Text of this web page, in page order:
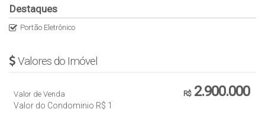
Destaques
Portão Eletrônico
Valores do Imóvel
R$2.900.000
Valor de Venda
Valor do Condominio R$ 1